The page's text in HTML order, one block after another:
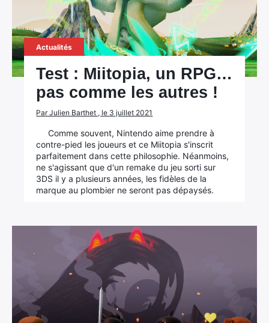
Actualités
Test : Miitopia, un RPG…
pas comme les autres !
Par Julien Barthet , le 3 juillet 2021
Comme souvent, Nintendo aime prendre à
contre-pied les joueurs et ce Miitopia s'inscrit
parfaitement dans cette philosophie. Néanmoins,
ne s'agissant que d'un remake du jeu sorti sur
3DS il y a plusieurs années, les fidèles de la
marque au plombier ne seront pas dépaysés.